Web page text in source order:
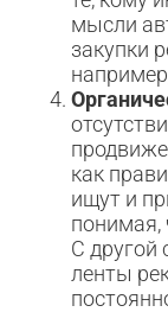
мысли
закупки
как
ищут и
понимая,
С другой
ленты